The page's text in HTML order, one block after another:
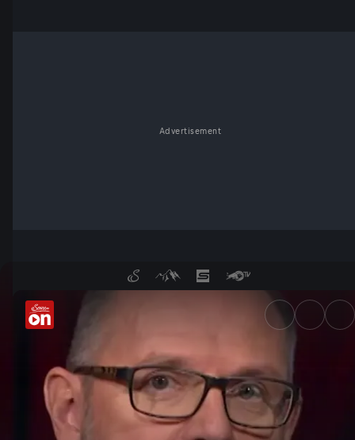
Advertisement
20.01. - Der satirische